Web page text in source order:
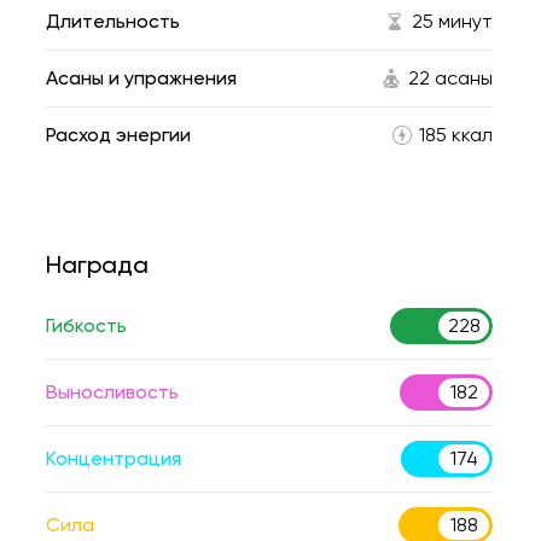
Длительность 25 минут
Асаны и упражнения 22 асаны
Расход энергии 185 ккал
Награда
Гибкость 228
Выносливость 182
Концентрация 174
Сила 188